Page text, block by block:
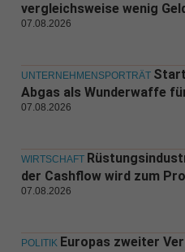
vergleichsweise wenig Geld
07.08.2026
UNTERNEHMENSPORTRÄT
Abgas als Wunderwaffe
07.08.2026
WIRTSCHAFT
der Cashflow wird zum
07.08.2026
POLITIK Europas zweiter